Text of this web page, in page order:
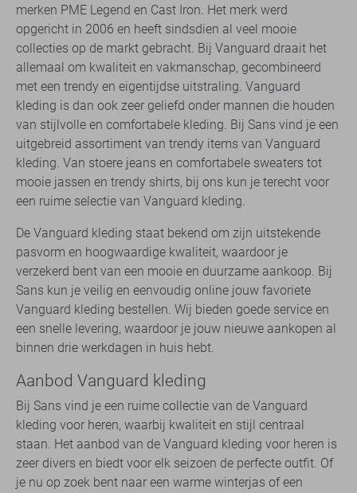
merken PME Legend en Cast Iron. Het merk werd
opgericht in 2006 en heeft sindsdien al veel mooie
collecties op de markt gebracht. Bij Vanguard draait het
allemaal om kwaliteit en vakmanschap, gecombineerd
met een trendy en eigentijdse uitstraling. Vanguard
kleding is dan ook zeer geliefd onder mannen die houden
van stijlvolle en comfortabele kleding. Bij Sans vind je een
uitgebreid assortiment van trendy items van Vanguard
kleding. Van stoere jeans en comfortabele sweaters tot
mooie jassen en trendy shirts, bij ons kun je terecht voor
een ruime selectie van Vanguard kleding.
De Vanguard kleding staat bekend om zijn uitstekende
pasvorm en hoogwaardige kwaliteit, waardoor je
verzekerd bent van een mooie en duurzame aankoop. Bij
Sans kun je veilig en eenvoudig online jouw favoriete
Vanguard kleding bestellen. Wij bieden goede service en
een snelle levering, waardoor je jouw nieuwe aankopen al
binnen drie werkdagen in huis hebt.
Aanbod Vanguard kleding
Bij Sans vind je een ruime collectie van de Vanguard
kleding voor heren, waarbij kwaliteit en stijl centraal
staan. Het aanbod van de Vanguard kleding voor heren is
zeer divers en biedt voor elk seizoen de perfecte outfit. Of
je nu op zoek bent naar een warme winterjas of een